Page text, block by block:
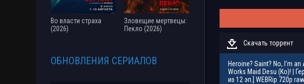
Скачать торрент
Heroine? Saint? No, I'm
Works Maid Desu (Ko)! |
из 12 эп.] WEBRip 720p raw
Во власти страха
(2026)
Зловещие мертвецы:
Пекло (2026)
ОБНОВЛЕНИЯ СЕРИАЛОВ